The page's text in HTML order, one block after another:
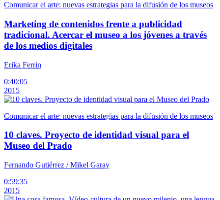
Comunicar el arte: nuevas estrategias para la difusión de los museos
Marketing de contenidos frente a publicidad
tradicional. Acercar el museo a los jóvenes a través
de los medios digitales
Erika Ferrin
0:40:05
2015
Comunicar el arte: nuevas estrategias para la difusión de los museos
10 claves. Proyecto de identidad visual para el
Museo del Prado
Fernando Gutiérrez / Mikel Garay
0:59:35
2015